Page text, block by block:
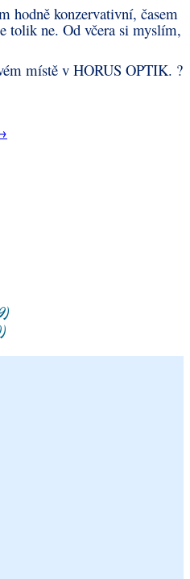
hodně konzervativní, časem
tolik ne. Od včera si myslím,
místě v HORUS OPTIK. ?